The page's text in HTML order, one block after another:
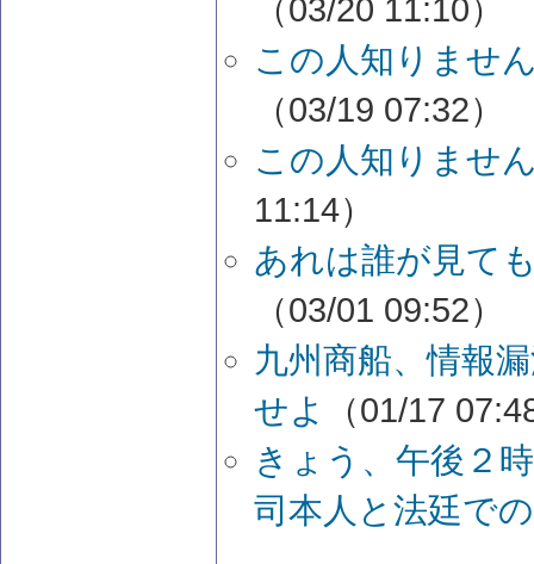
（03/20 11:10）
この人知りませ
（03/19 07:32）
この人知りませ
11:14）
あれは誰が見て
（03/01 09:52）
九州商船、情報
せよ
（01/17
きょう、午後２
司本人と法廷で